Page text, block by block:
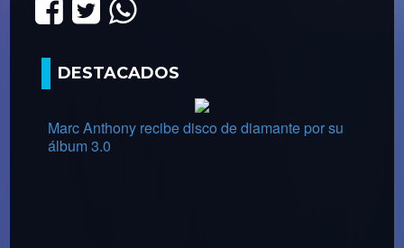
DESTACADOS
Marc Anthony recibe disco de diamante por su
álbum 3.0